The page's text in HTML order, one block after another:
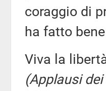
coraggio di
ha fatto
Viva la
(Applausi